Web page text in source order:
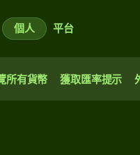
個人 平台
所有貨幣 獲取匯率提示